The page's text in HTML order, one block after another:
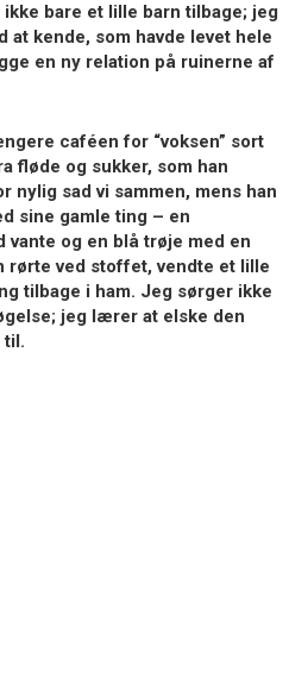
bare et lille barn tilbage; jeg
kende, som havde levet hele
en ny relation på ruinerne af
caféen for “voksen” sort
fløde og sukker, som han
nylig sad vi sammen, mens han
sine gamle ting – en
vante og en blå trøje med en
rørte ved stoffet, vendte et lille
tilbage i ham. Jeg sørger ikke
jeg lærer at elske den
til.